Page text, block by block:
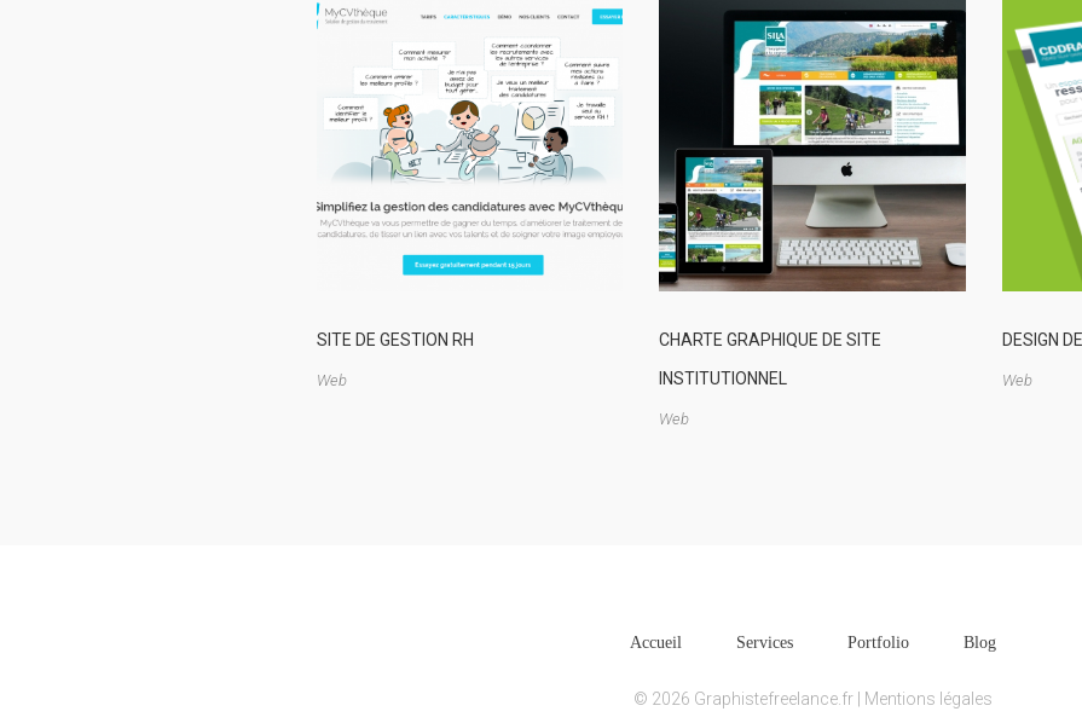
SITE DE GESTION RH
Web
CHARTE GRAPHIQUE DE SITE
INSTITUTIONNEL
Web
DESIGN
Web
Accueil Services Portfolio Blog
© 2026 Graphistefreelance.fr | Mentions légales